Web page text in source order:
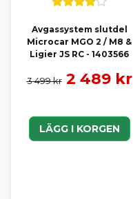
Avgassystem slutdel
Microcar MGO 2 / M8 &
Ligier JS RC - 1403566
3 499 kr 2 489 kr
LÄGG I KORGEN